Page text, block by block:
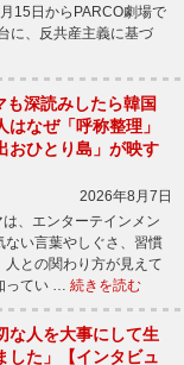
15日からPARCO劇場で
に、反共産主義に基づ
も深読みしたら韓国
なぜ「呼称整理」
おひとり島」が映す
2026年8月7日
、エンターテインメン
ない言葉やしぐさ、習慣
との関わり方が見えて
ってい … 続きを読む
な人を大事にして生
した」【インタビュ